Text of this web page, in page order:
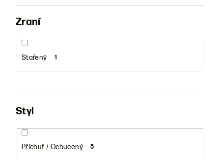
Zraní
Stařený 1
Styl
Příchuť / Ochucený 5